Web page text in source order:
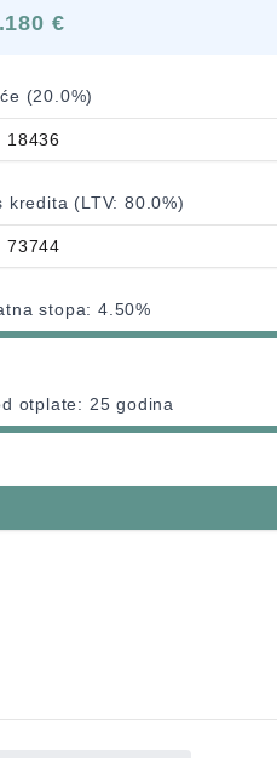
€
(20.0%)
kredita (LTV:80.0%)
stopa:4.50%
otplate: 25 godina